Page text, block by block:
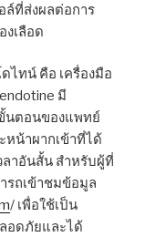
ล์ที่ส่งผลต่อการ
เลือด
ไทน์ คือ เครื่องมือ
มี
นตอนของแพทย์
หน้าผากเข้าที่ได้
ลาอันสั้น สำหรับผู้ที่
รถเข้าชมข้อมูล
/ เพื่อใช้เป็น
อดภัยและได้